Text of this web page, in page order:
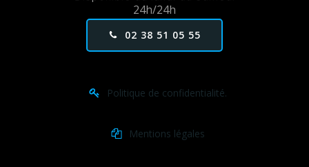
24h/24h
02 38 51 05 55
Politique de confidentialité.
Mentions légales